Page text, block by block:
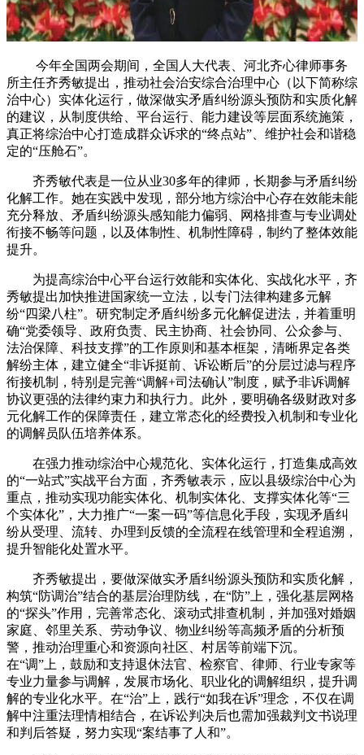
今年全国两会期间，全国人大代表、河北齐心律师事务
所主任齐秀敏提出，推动社会治安综合治理中心（以下简称综
治中心）实体化运行，做深做实矛盾纠纷源头预防和实质化解
的建议，从制度供给、平台运行、能力建设等层面系统施策，
真正将综治中心打造成群众诉求的“终点站”、维护社会和谐稳
定的“压舱石”。
齐秀敏代表是一位从业30多年的律师，长期参与矛盾纠纷
化解工作。她在实践中发现，部分地方综治中心存在效能未能
充分释放、矛盾纠纷源头感知能力偏弱、网格排查与专业调处
衔接不畅等问题，以及体制性、机制性障碍，制约了整体效能
提升。
为提高综治中心平台运行效能和实体化、实战化水平，齐
秀敏提出加快推进国家统一立法，以专门法律构建多元解
纷“四梁八柱”。研究制定矛盾纠纷多元化解促进法，并着重明
确“党委领导、政府负责、民主协商、社会协同、公众参与、
法治保障、科技支撑”的工作原则和基本框架，清晰界定各类
解纷主体，建立健全“非诉挺前、诉讼断后”的分层过滤与程序
衔接机制，特别是完善“调解+司法确认”制度，赋予非诉调解
协议更强的法律约束力和执行力。此外，要明确各级财政对多
元化解工作的保障责任，建立常态化的经费投入机制和专业化
的调解员队伍培养体系。
在强力推动综治中心规范化、实体化运行，打造集成高效
的“一站式”实战平台方面，齐秀敏表示，应以县级综治中心为
重点，推动实现功能实体化、机制实体化、支撑实体化等“三
个实体化”，大力推广“一案一码”等信息化手段，实现矛盾纠
纷从受理、流转、办理到反馈的全流程在线管理和全程追溯，
提升智能化处置水平。
齐秀敏提出，要做深做实矛盾纠纷源头预防和实质化解，
构筑“防调治”结合的基层治理防线，在“防”上，强化基层网格
的“探头”作用，完善常态化、滚动式排查机制，并加强对婚姻
家庭、邻里关系、劳动争议、物业纠纷等高频矛盾的分析预
警，推动治理重心和资源向社区、村居等前端下沉。
在“调”上，鼓励和支持退休法官、检察官、律师、行业专家等
专业力量参与调解，发展市场化、职业化的调解组织，提升调
解的专业化水平。在“治”上，践行“如我在诉”理念，不仅在调
解中注重法理情相结合，在诉讼判决后也需加强裁判文书说理
和判后答疑，努力实现“案结事了人和”。